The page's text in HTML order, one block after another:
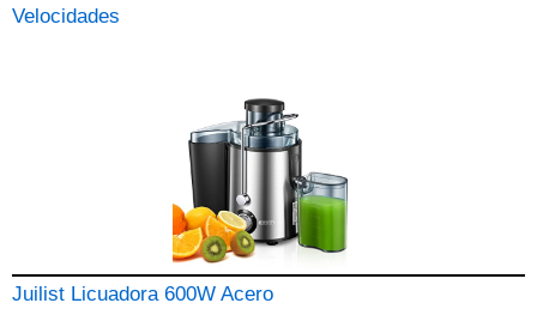
Velocidades
Juilist Licuadora 600W Acero